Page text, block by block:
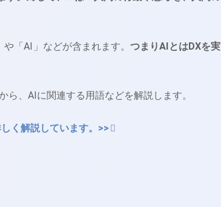
や「AI」などが含まれます。つまりAIとはDXを実
ら、AIに関連する用語などを解説します。
く解説しています。>>